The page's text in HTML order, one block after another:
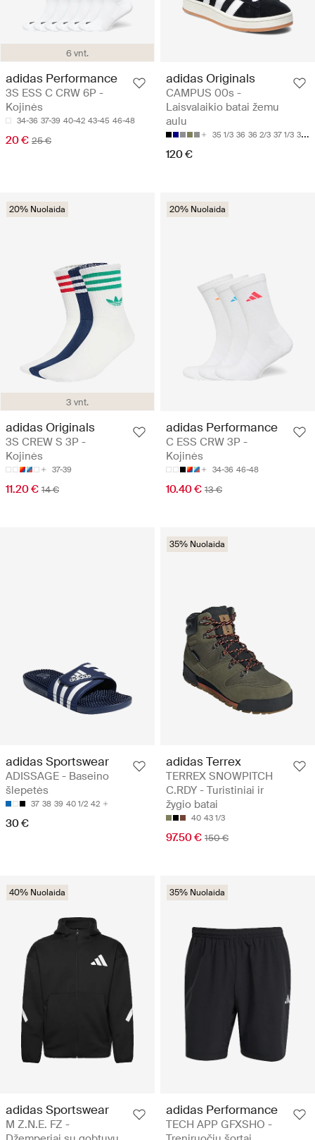
6 vnt.
adidas Performance
3S ESS C CRW 6P -
Kojinės
34-36 37-39 40-42 43-45 46-48
20 € 25 €
adidas Originals
CAMPUS 00s -
Laisvalaikio batai žemu
aulu
35 1/3 36 36 2/3 37 1/3 38
120 €
3 vnt.
20% Nuolaida
adidas Originals
3S CREW S 3P -
Kojinės
37-39
11.20 € 14 €
20% Nuolaida
adidas Performance
C ESS CRW 3P -
Kojinės
34-36 46-48
10.40 € 13 €
adidas Sportswear
ADISSAGE - Baseino
šlepetės
37 38 39 40 1/2 42
30 €
35% Nuolaida
adidas Terrex
TERREX SNOWPITCH
C.RDY - Turistiniai ir
žygio batai
40 43 1/3
97.50 € 150 €
40% Nuolaida
adidas Sportswear
M Z.N.E. FZ -
35% Nuolaida
adidas Performance
TECH APP GFXSHO -